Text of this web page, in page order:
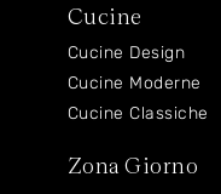
Cucine
Cucine Design
Cucine Moderne
Cucine Classiche
Zona Giorno